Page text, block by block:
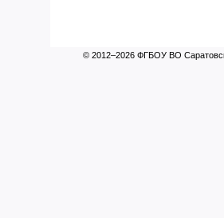
© 2012–2026 ФГБОУ ВО